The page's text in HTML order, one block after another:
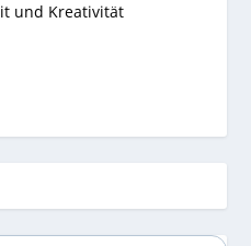
und Kreativität